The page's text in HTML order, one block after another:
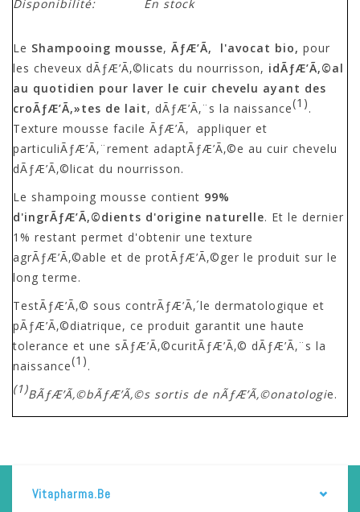
Disponibilité:
En stock
Le Shampooing mousse, ÃƒÆ’Ã‚ l'avocat bio, pour
les cheveux dÃƒÆ’Ã‚©licats du nourrisson, idÃƒÆ’Ã‚©al
au quotidien pour laver le cuir chevelu ayant des
croÃƒÆ’Ã‚»tes de lait, dÃƒÆ’Ã‚¨s la naissance(1).
Texture mousse facile ÃƒÆ’Ã‚ appliquer et
particuliÃƒÆ’Ã‚¨rement adaptÃƒÆ’Ã‚©e au cuir chevelu
dÃƒÆ’Ã‚©licat du nourrisson.
Le shampoing mousse contient 99%
d'ingrÃƒÆ’Ã‚©dients d'origine naturelle. Et le dernier
1% restant permet d'obtenir une texture
agrÃƒÆ’Ã‚©able et de protÃƒÆ’Ã‚©ger le produit sur le
long terme.
TestÃƒÆ’Ã‚© sous contrÃƒÆ’Ã‚´le dermatologique et
pÃƒÆ’Ã‚©diatrique, ce produit garantit une haute
tolerance et une sÃƒÆ’Ã‚©curitÃƒÆ’Ã‚© dÃƒÆ’Ã‚¨s la
naissance(1).
(1)BÃƒÆ’Ã‚©bÃƒÆ’Ã‚©s sortis de nÃƒÆ’Ã‚©onatologie.
Vitapharma.be